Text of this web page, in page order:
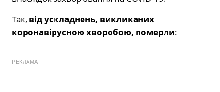
Так, від ускладнень, викликаних
коронавірусною хворобою, померли:
РЕКЛАМА